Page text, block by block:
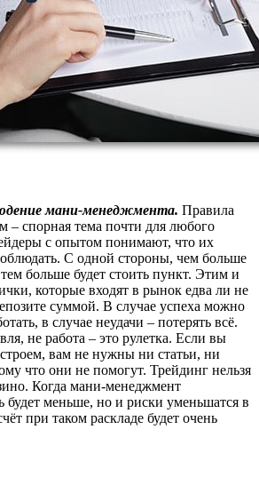
мани-менеджмента. Правила
– спорная тема почти для любого
с опытом понимают, что их
С одной стороны, чем больше
больше будет стоить пункт. Этим и
которые входят в рынок едва ли не
суммой. В случае успеха можно
в случае неудачи – потерять всё.
не работа – это рулетка. Если вы
вам не нужны ни статьи, ни
что они не помогут. Трейдинг нельзя
Когда мани-менеджмент
будет меньше, но и риски уменьшатся в
при таком раскладе будет очень